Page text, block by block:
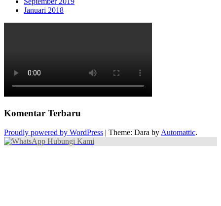
Januari 2018
Komentar Terbaru
Proudly powered by WordPress | Theme: Dara by Automattic.
Hubungi Kami